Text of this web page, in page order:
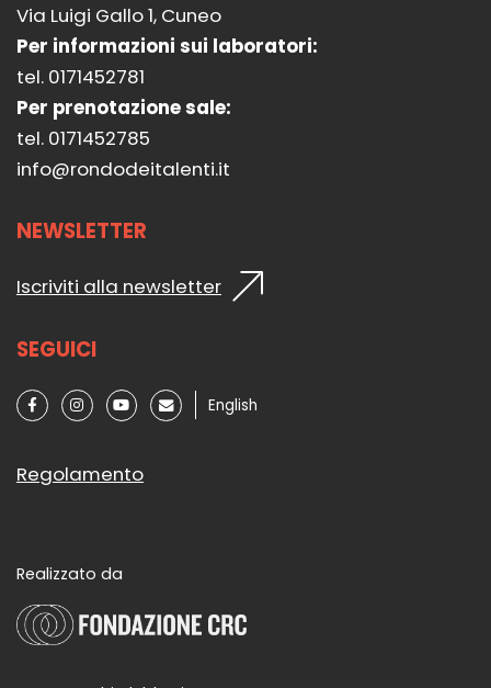
Via Luigi Gallo 1, Cuneo
Per informazioni sui laboratori:
tel. 0171452781
Per prenotazione sale:
tel. 0171452785
info@rondodeitalenti.it
NEWSLETTER
Iscriviti alla newsletter
SEGUICI
English
Regolamento
Realizzato da